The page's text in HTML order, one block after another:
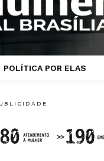
POLÍTICA POR ELAS